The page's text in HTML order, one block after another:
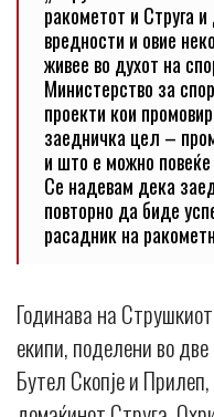
ракометот и Струга
вредности и овие
живее во духот на
Министерство за
проекти кои
заедничка цел –
и што е можно
Се надевам дека
повторно да биде
расадник на
Годинава на
екипи, поделени во
Бутел Скопје и